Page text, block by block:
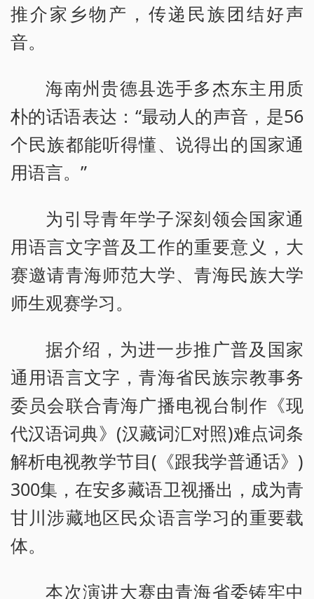
推介家乡物产，传递民族团结好声
音。
海南州贵德县选手多杰东主用质
朴的话语表达：“最动人的声音，是56
个民族都能听得懂、说得出的国家通
用语言。”
为引导青年学子深刻领会国家通
用语言文字普及工作的重要意义，大
赛邀请青海师范大学、青海民族大学
师生观赛学习。
据介绍，为进一步推广普及国家
通用语言文字，青海省民族宗教事务
委员会联合青海广播电视台制作《现
代汉语词典》(汉藏词汇对照)难点词条
解析电视教学节目(《跟我学普通话》)
300集，在安多藏语卫视播出，成为青
甘川涉藏地区民众语言学习的重要载
体。
本次演讲大赛由青海省委铸牢中